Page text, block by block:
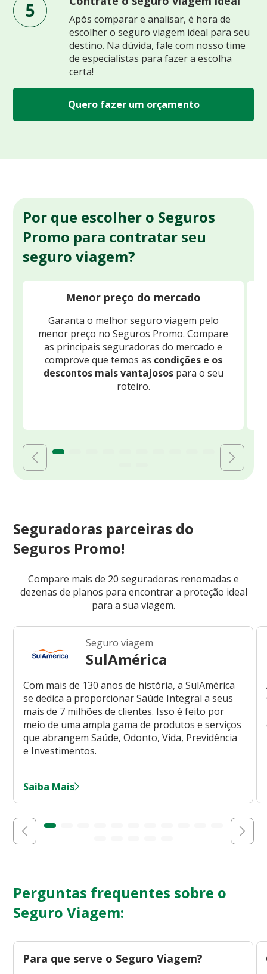
5
Após comparar e analisar, é hora de
escolher o seguro viagem ideal para seu
destino. Na dúvida, fale com nosso time
de especialistas para fazer a escolha
certa!
Quero fazer um orçamento
Por que escolher o Seguros
Promo para contratar seu
seguro viagem?
Menor preço do mercado
Garanta o melhor seguro viagem pelo
menor preço no Seguros Promo. Compare
as principais seguradoras do mercado e
comprove que temos as condições e os
descontos mais vantajosospara o seu
roteiro.
Seguradoras parceiras do
Seguros Promo!
Compare mais de 20 seguradoras renomadas e
dezenas de planos para encontrar a proteção ideal
para a sua viagem.
Seguro viagem
SulAmérica
Com mais de 130 anos de história, a SulAmérica
se dedica a proporcionar Saúde Integral a seus
mais de 7 milhões de clientes. Isso é feito por
meio de uma ampla gama de produtos e serviços
que abrangem Saúde, Odonto, Vida, Previdência
e Investimentos.
Saiba Mais
Perguntas frequentes sobre o
Seguro Viagem:
Para que serve o Seguro Viagem?